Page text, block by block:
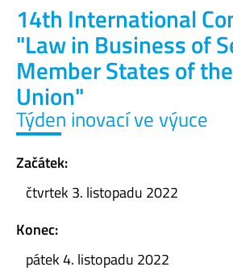
14th International
"Law in Business of
Member States of
Union"
Týden inovací ve výuce
Začátek:
čtvrtek 3. listopadu 2022
Konec:
pátek 4. listopadu 2022